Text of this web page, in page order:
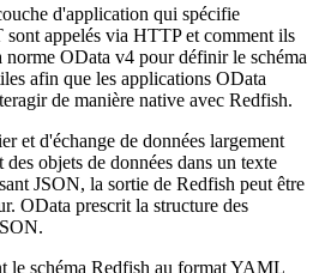
d'application qui spécifie
sont appelés via HTTP et comment ils
OData v4 pour définir le schéma
afin que les applications OData
de manière native avec Redfish.
et d'échange de données largement
objets de données dans un texte
JSON, la sortie de Redfish peut être
OData prescrit la structure des
le schéma Redfish au format YAML